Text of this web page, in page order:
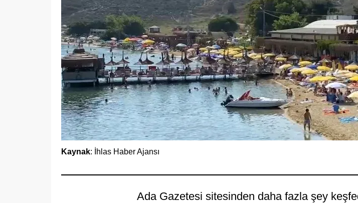
Kaynak: İhlas Haber Ajansı
Ada Gazetesi sitesinden daha fazla şey